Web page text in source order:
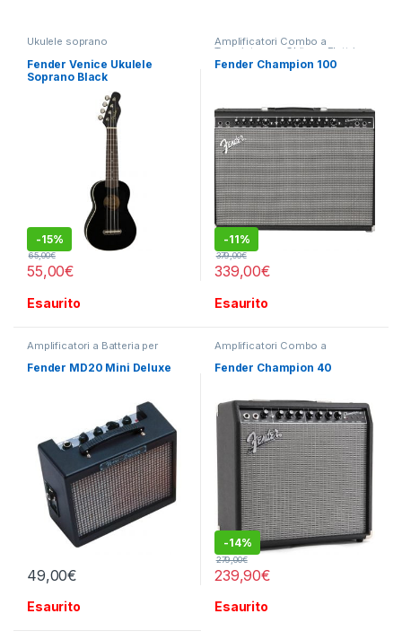
Ukulele soprano
Fender Venice Ukulele
Soprano Black
-15%
55,00€
65,00€
Esaurito
Amplificatori Combo a
Transistor per Chitarra Elettrica
Fender Champion 100
-11%
339,00€
379,00€
Esaurito
Amplificatori a Batteria per
Strumenti Amplificatori Combo
a Transistor per Chitarra
Elettrica
Fender MD20 Mini Deluxe
49,00€
Esaurito
Amplificatori Combo a
Transistor per Chitarra Elettrica
Fender Champion 40
-14%
239,90€
279,00€
Esaurito